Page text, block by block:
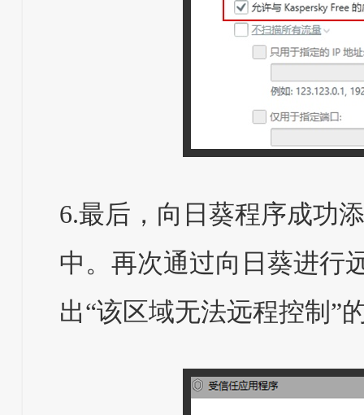
6.最后，向日葵程序成功
中。再次通过向日葵进行
出“该区域无法远程控制”